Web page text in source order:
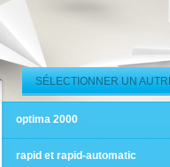
SÉLECTIONNER UN
optima 2000
rapid et rapid-automatic